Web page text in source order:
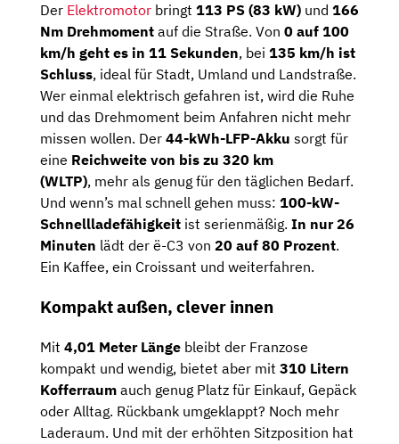
Der Elektromotor bringt 113 PS (83 kW) und 166
Nm Drehmoment auf die Straße. Von 0 auf 100
km/h geht es in 11 Sekunden, bei 135 km/h ist
Schluss, ideal für Stadt, Umland und Landstraße.
Wer einmal elektrisch gefahren ist, wird die Ruhe
und das Drehmoment beim Anfahren nicht mehr
missen wollen. Der 44-kWh-LFP-Akku sorgt für
eine Reichweite von bis zu 320 km
(WLTP), mehr als genug für den täglichen Bedarf.
Und wenn’s mal schnell gehen muss: 100-kW-
Schnellladefähigkeit ist serienmäßig. In nur 26
Minuten lädt der ë-C3 von 20 auf 80 Prozent.
Ein Kaffee, ein Croissant und weiterfahren.
Kompakt außen, clever innen
Mit 4,01 Meter Länge bleibt der Franzose
kompakt und wendig, bietet aber mit 310 Litern
Kofferraum auch genug Platz für Einkauf, Gepäck
oder Alltag. Rückbank umgeklappt? Noch mehr
Laderaum. Und mit der erhöhten Sitzposition hat